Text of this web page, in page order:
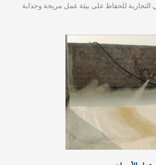
التجارية للحفاظ على بيئة عمل مريحة وجذابة